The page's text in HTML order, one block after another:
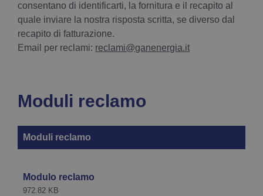
consentano di identificarti, la fornitura e il recapito al
quale inviare la nostra risposta scritta, se diverso dal
recapito di fatturazione.
Email per reclami: reclami@ganenergia.it
Moduli reclamo
Moduli reclamo
Modulo reclamo
972.82 KB